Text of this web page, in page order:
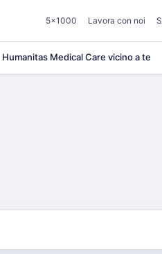
5×1000 Lavora con noi
Humanitas Medical Care vicino a te